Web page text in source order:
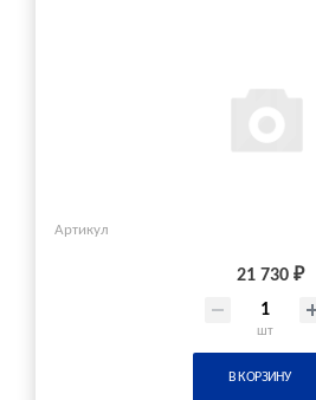
Артикул
21 730 ₽
шт
В КОРЗИНУ